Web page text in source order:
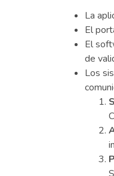
La
El
El
de
Los